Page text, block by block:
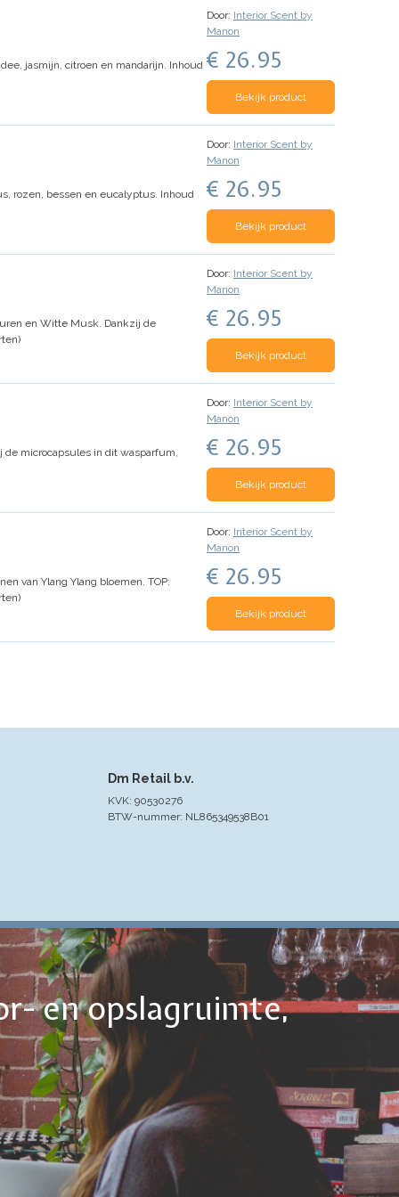
jasmijn, citroen en mandarijn. Inhoud
Door: Interior Scent by
Manon
€ 26.95
Bekijk product
rozen, bessen en eucalyptus. Inhoud
Door: Interior Scent by
Manon
€ 26.95
Bekijk product
en Witte Musk. Dankzij de
Door: Interior Scent by
Manon
€ 26.95
Bekijk product
microcapsules in dit wasparfum,
Door: Interior Scent by
Manon
€ 26.95
Bekijk product
van Ylang Ylang bloemen. TOP:
Door: Interior Scent by
Manon
€ 26.95
Bekijk product
Dm Retail b.v.
KVK: 90530276
BTW-nummer: NL865349538B01
en opslagruimte,